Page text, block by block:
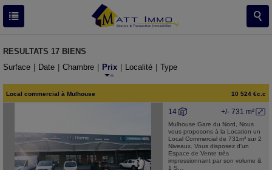
RESULTATS 17 BIENS
Surface
Date Chambre Prix Localité Type
Local commercial à Mulhouse 10 524 €c.c
+/- 731 m²
14
Mulhouse Gare du Nord, Nous
vous proposons à la Location un
Local Commercial de 731m² sur 2
Niveaux. Vous disposez d'un
Espace de Vente très
impressionnant par son volume &
1 S...